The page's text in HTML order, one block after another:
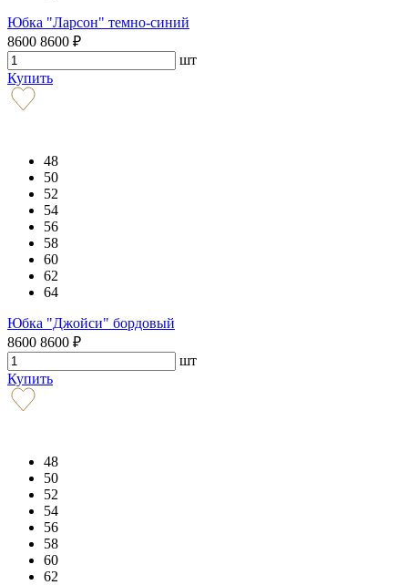
Юбка "Ларсон" темно-синий
8600 8600 ₽
шт
Купить
48
50
52
54
56
58
60
62
64
Юбка "Джойси" бордовый
8600 8600 ₽
шт
Купить
48
50
52
54
56
58
60
62